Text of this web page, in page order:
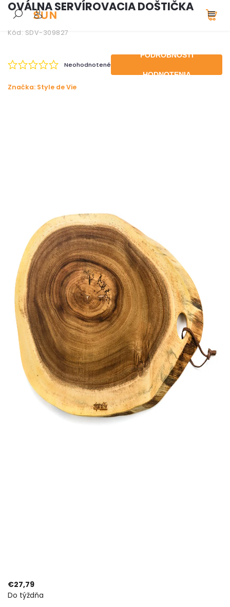
OVÁLNA SERVÍROVACIA DOŠTIČKA
Kód: SDV-309827
Neohodnotené
PODROBNOSTI
HODNOTENIA
Značka: Style de Vie
€27,79
Do týždňa